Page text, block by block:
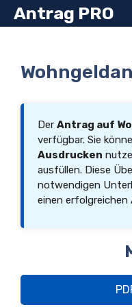
Zum
InhaltAntrag PRO
Der Antrag auf
verfügbar. Sie
Ausdrucken
ausfüllen. Diese
notwendigen
einen erfolgreichen